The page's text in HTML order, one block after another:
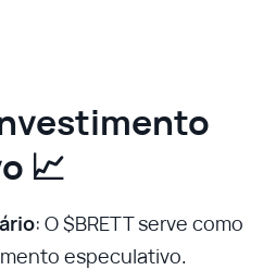
📈
: O $BRETT serve como
especulativo.